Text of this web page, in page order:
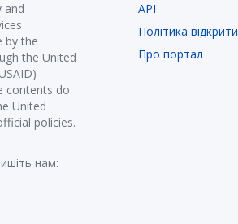
and
by the
the United
contents do
United
policies.
нам:
API
Політика
Про портал